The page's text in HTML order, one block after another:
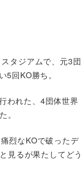
タジアムで、元3団
回KO勝ち。
われた、4団体世界
。
烈なKOで破ったデ
見るが果たしてどう